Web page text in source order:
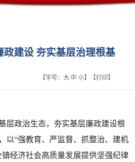
建设 夯实基层治理根基
【字号： 大 中 小】【打印】
层政治生态，夯实基层廉政建设根
以“强教育、严监督、抓整治、建机
经济社会高质量发展提供坚强纪律